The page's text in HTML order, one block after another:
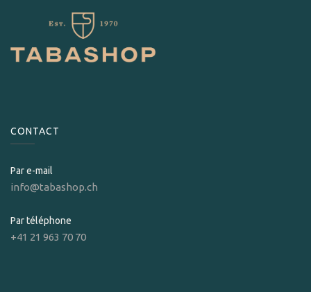
CONTACT
Par e-mail
info@tabashop.ch
Par téléphone
+41 21 963 70 70